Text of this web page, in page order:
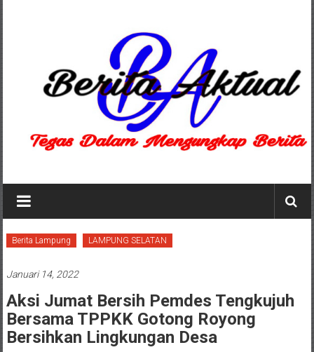
Berita
Aktual
berita
terpercaya
Berita Lampung LAMPUNG SELATAN
Januari 14, 2022
Aksi Jumat Bersih Pemdes Tengkujuh
Bersama TPPKK Gotong Royong
Bersihkan Lingkungan Desa